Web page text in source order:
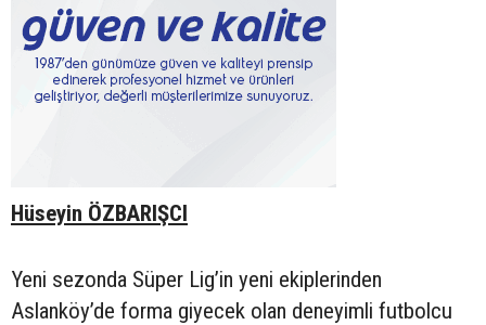
Hüseyin ÖZBARIŞCI
Yeni sezonda Süper Lig’in yeni ekiplerinden
Aslanköy’de forma giyecek olan deneyimli futbolcu